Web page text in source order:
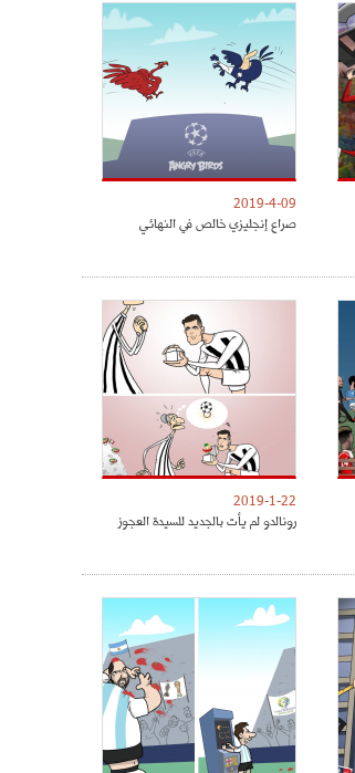
2019-4-09
صراع إنجليزي خالص في النهائي
2019-1-22
رونالدو لم يأت بالجديد للسيدة العجوز